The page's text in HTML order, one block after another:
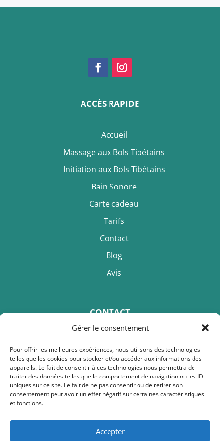
Gérer le consentement
Pour offrir les meilleures expériences, nous utilisons des technologies
telles que les cookies pour stocker et/ou accéder aux informations des
appareils. Le fait de consentir à ces technologies nous permettra de
traiter des données telles que le comportement de navigation ou les ID
uniques sur ce site. Le fait de ne pas consentir ou de retirer son
consentement peut avoir un effet négatif sur certaines caractéristiques
et fonctions.
Accepter
ACCÈS RAPIDE
Accueil
Massage aux Bols Tibétains
Initiation aux Bols Tibétains
Bain Sonore
Carte cadeau
Tarifs
Contact
Blog
Avis
CONTACT
Téléphone :+33 6.79.59.04.79
Email :ludmila.calinici@gmail.com